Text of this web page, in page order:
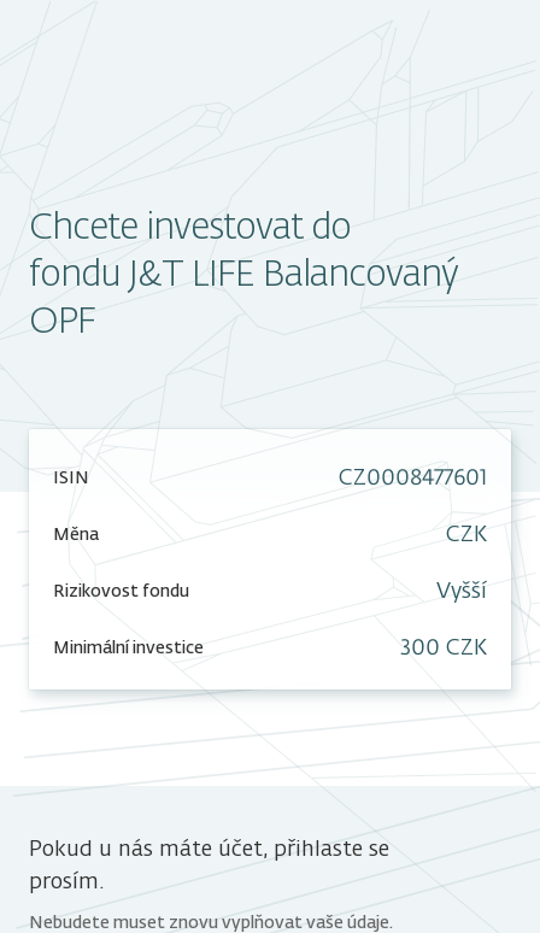
Chcete investovat do
fondu J&T LIFE Balancovaný
OPF
ISIN CZ0008477601
Měna CZK
Rizikovost fondu Vyšší
Minimální investice 300 CZK
Pokud u nás máte účet, přihlaste se
prosím.
Nebudete muset znovu vyplňovat vaše údaje.